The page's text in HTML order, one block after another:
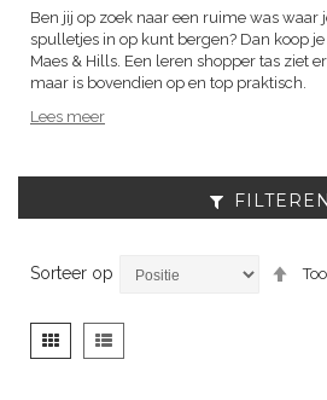
Ben jij op zoek naar een ruime was waar
spulletjes in op kunt bergen? Dan koop
Maes & Hills. Een leren shopper tas ziet
maar is bovendien op en top praktisch.
Lees meer
FILTEREN
Sorteer op
Van
Tonen
als
Foto-
tabel
Lijst